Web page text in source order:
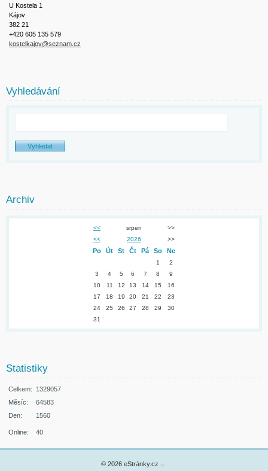
U Kostela 1
Kájov
382 21
+420 605 135 579
kostelkajov@seznam.cz
Vyhledávání
Archiv
<< srpen
>>
<<
2026 >>
Po Út St Čt Pá So Ne
1
2
3
4 5 6 7 8
9
10
11 12 13 14 15
16
17
18 19 20 21 22
23
24
25 26 27 28 29
30
31
Statistiky
Online: 40
Celkem:
1329057
Měsíc:
64583
Den:
1560
© 2026 eStránky.cz